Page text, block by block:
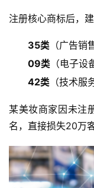
注册核心商标后，建
35类 （广告销
09类 （电子设
42类 （技术服
某美妆商家因未注
名，直接损失20万